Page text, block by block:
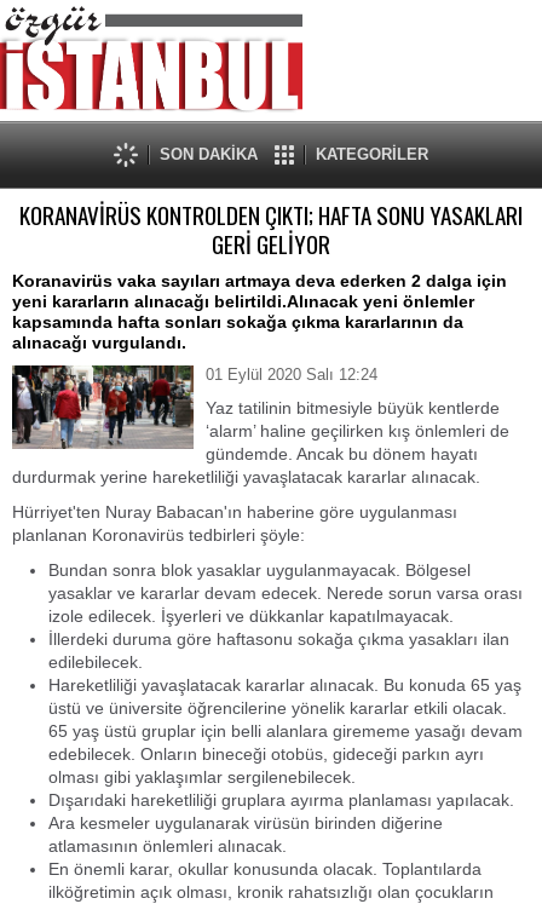
SON DAKİKA KATEGORİLER
KORANAVİRÜS KONTROLDEN ÇIKTI; HAFTA SONU YASAKLARI
GERİ GELİYOR
Koranavirüs vaka sayıları artmaya deva ederken 2 dalga için
yeni kararların alınacağı belirtildi.Alınacak yeni önlemler
kapsamında hafta sonları sokağa çıkma kararlarının da
alınacağı vurgulandı.
01 Eylül 2020 Salı 12:24
Yaz tatilinin bitmesiyle büyük kentlerde
‘alarm’ haline geçilirken kış önlemleri de
gündemde. Ancak bu dönem hayatı
durdurmak yerine hareketliliği yavaşlatacak kararlar alınacak.
Hürriyet'ten Nuray Babacan'ın haberine göre uygulanması
planlanan Koronavirüs tedbirleri şöyle:
Bundan sonra blok yasaklar uygulanmayacak. Bölgesel
yasaklar ve kararlar devam edecek. Nerede sorun varsa orası
izole edilecek. İşyerleri ve dükkanlar kapatılmayacak.
İllerdeki duruma göre haftasonu sokağa çıkma yasakları ilan
edilebilecek.
Hareketliliği yavaşlatacak kararlar alınacak. Bu konuda 65 yaş
üstü ve üniversite öğrencilerine yönelik kararlar etkili olacak.
65 yaş üstü gruplar için belli alanlara girememe yasağı devam
edebilecek. Onların bineceği otobüs, gideceği parkın ayrı
olması gibi yaklaşımlar sergilenebilecek.
Dışarıdaki hareketliliği gruplara ayırma planlaması yapılacak.
Ara kesmeler uygulanarak virüsün birinden diğerine
atlamasının önlemleri alınacak.
En önemli karar, okullar konusunda olacak. Toplantılarda
ilköğretimin açık olması, kronik rahatsızlığı olan çocukların